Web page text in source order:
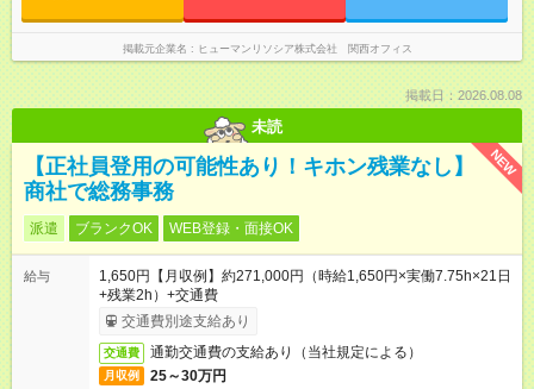
掲載元企業名 ヒューマンリソシア株式会社 関西オフィス
掲載日：2026.08.08
未読
NEW
【正社員登用の可能性あり！キホン残業なし】
商社で総務事務
派遣 ブランクOK WEB登録・面接OK
給与
1,650円【月収例】約271,000円（時給1,650円×実働7.75h×21日
+残業2h）+交通費
交通費別途支給あり
交通費 通勤交通費の支給あり（当社規定による）
月収例 25～30万円